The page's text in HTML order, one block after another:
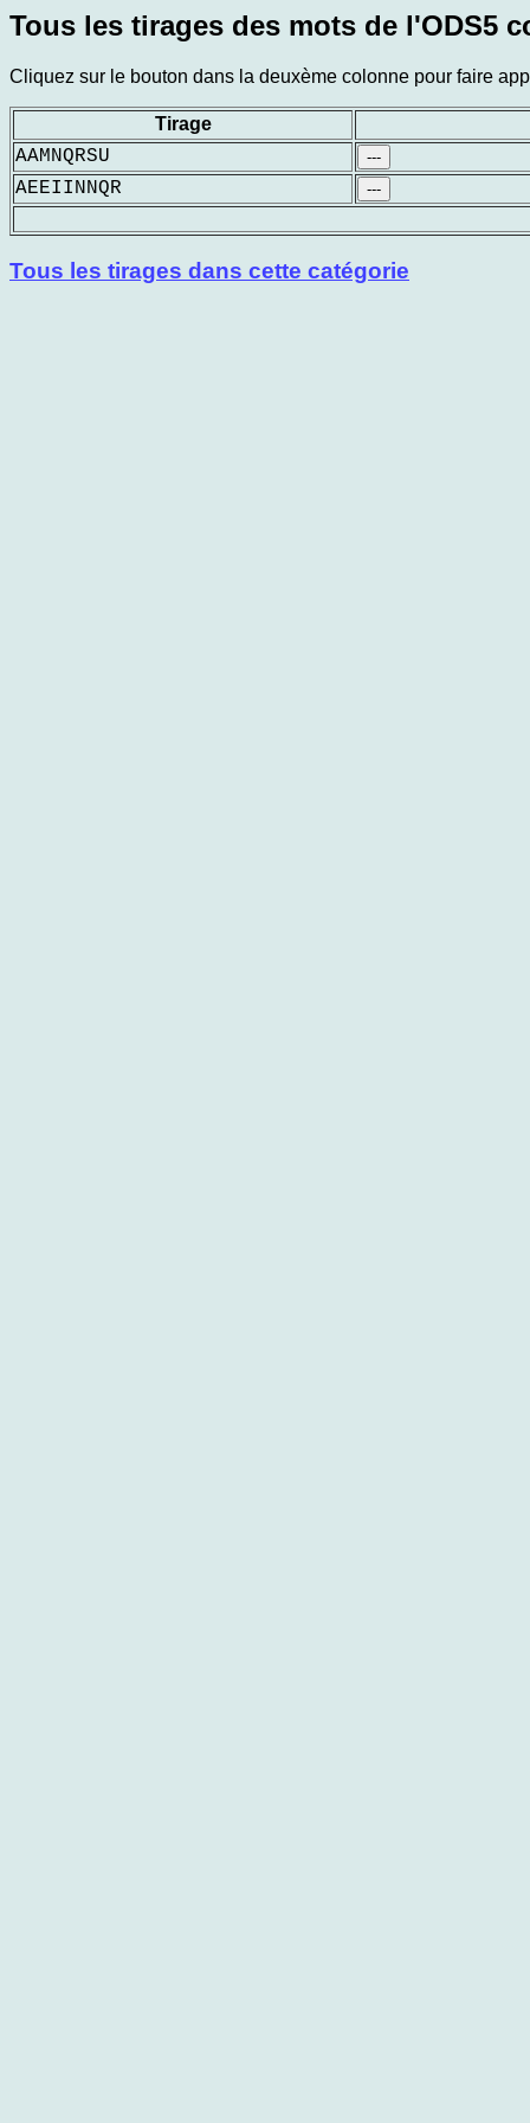
Tous les tirages des mots de l'ODS5
Cliquez sur le bouton dans la deuxème colonne pour faire
Tirage
AAMNQRSU ---
AEEIINNQR ---
Tous les tirages dans cette catégorie